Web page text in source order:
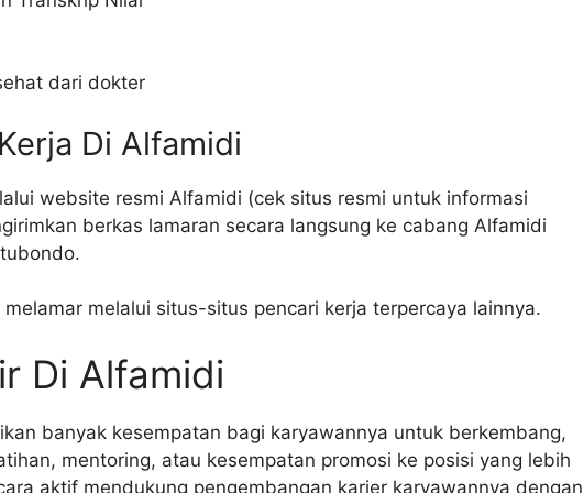
dari dokter
Di Alfamidi
website resmi Alfamidi (cek situs resmi untuk informasi
berkas lamaran secara langsung ke cabang Alfamidi
melalui situs-situs pencari kerja terpercaya lainnya.
Di Alfamidi
banyak kesempatan bagi karyawannya untuk berkembang,
mentoring, atau kesempatan promosi ke posisi yang lebih
aktif mendukung pengembangan karier karyawannya dengan